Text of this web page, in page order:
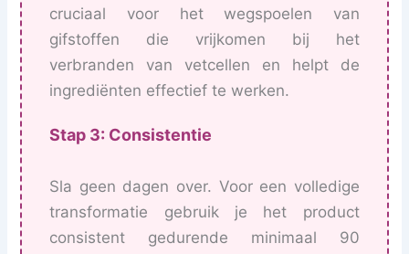
cruciaal voor het wegspoelen van
gifstoffen die vrijkomen bij het
verbranden van vetcellen en helpt de
ingrediënten effectief te werken.
Stap 3: Consistentie
Sla geen dagen over. Voor een volledige
transformatie gebruik je het product
consistent gedurende minimaal 90